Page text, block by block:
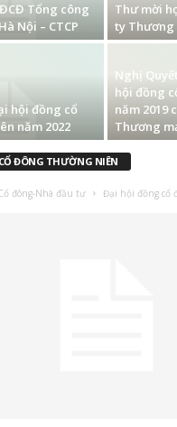
Tổng công
Nội – CTCP
Thư mời
ty Thương
hội đồng cổ
năm 2022
Nghị
hội đồng
năm 2019
Thương
ĐÔNG THƯỜNG NIÊN
đông-Nhà đầu tư Đại hội đồng cổ